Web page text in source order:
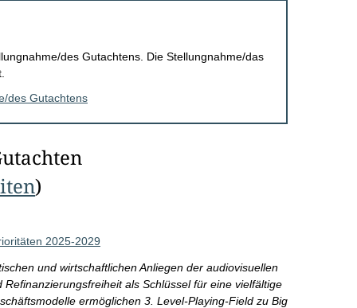
des Gutachtens. Die Stellungnahme/das
des Gutachtens
)
2025-2029
und wirtschaftlichen Anliegen der audiovisuellen
als Schlüssel für eine vielfältige
ermöglichen 3. Level-Playing-Field zu Big